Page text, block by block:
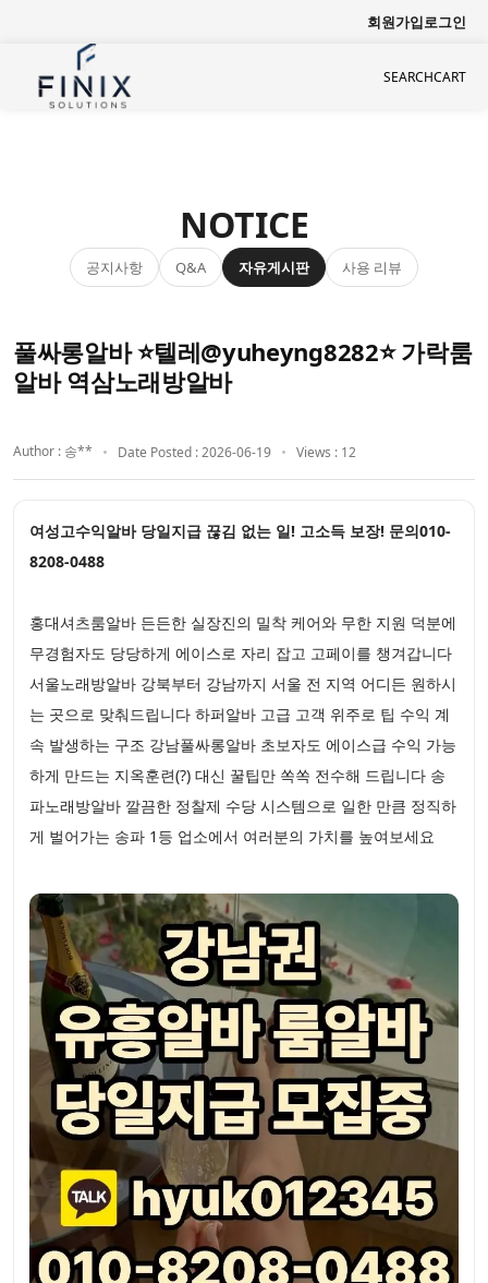
회원가입로그인
SEARCHCART
NOTICE
공지사항 Q&A 자유게시판 사용 리뷰
풀싸롱알바 ⭐텔레@yuheyng8282⭐ 가락룸
알바 역삼노래방알바
Author : 송** Date Posted : 2026-06-19 Views : 12
여성고수익알바 당일지급 끊김 없는 일! 고소득 보장! 문의010-
8208-0488
홍대셔츠룸알바 든든한 실장진의 밀착 케어와 무한 지원 덕분에
무경험자도 당당하게 에이스로 자리 잡고 고페이를 챙겨갑니다
서울노래방알바 강북부터 강남까지 서울 전 지역 어디든 원하시
는 곳으로 맞춰드립니다 하퍼알바 고급 고객 위주로 팁 수익 계
속 발생하는 구조 강남풀싸롱알바 초보자도 에이스급 수익 가능
하게 만드는 지옥훈련(?) 대신 꿀팁만 쏙쏙 전수해 드립니다 송
파노래방알바 깔끔한 정찰제 수당 시스템으로 일한 만큼 정직하
게 벌어가는 송파 1등 업소에서 여러분의 가치를 높여보세요